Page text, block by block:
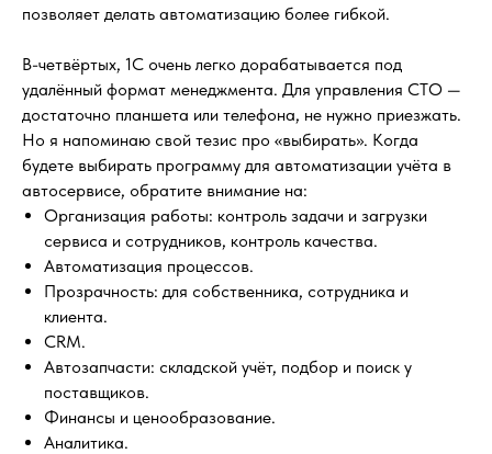
позволяет делать автоматизацию более гибкой.
В-четвёртых, 1С очень легко дорабатывается под
удалённый формат менеджмента. Для управления СТО —
достаточно планшета или телефона, не нужно приезжать.
Но я напоминаю свой тезис про «выбирать». Когда
будете выбирать программу для автоматизации учёта в
автосервисе, обратите внимание на:
Организация работы: контроль задачи и загрузки
сервиса и сотрудников, контроль качества.
Автоматизация процессов.
Прозрачность: для собственника, сотрудника и
клиента.
CRM.
Автозапчасти: складской учёт, подбор и поиск у
поставщиков.
Финансы и ценообразование.
Аналитика.